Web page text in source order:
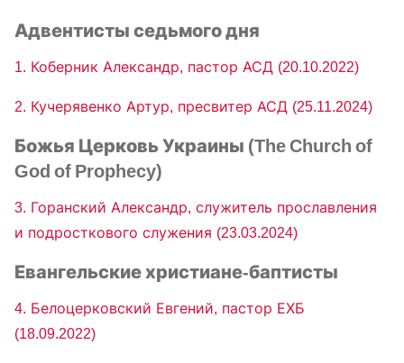
Адвентисты седьмого дня
1. Коберник Александр, пастор АСД (20.10.2022)
2. Кучерявенко Артур, пресвитер АСД (25.11.2024)
Божья Церковь Украины (The Church of
God of Prophecy)
3. Горанский Александр, служитель прославления
и подросткового служения (23.03.2024)
Евангельские христиане-баптисты
4. Белоцерковский Евгений, пастор ЕХБ
(18.09.2022)